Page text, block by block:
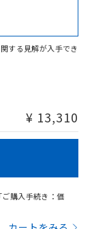
す。
する見解が入手でき
¥ 13,310
購入手続き：価